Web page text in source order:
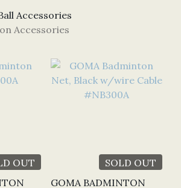
Accessories
Accessories
OUT
SOLD OUT
GOMA BADMINTON